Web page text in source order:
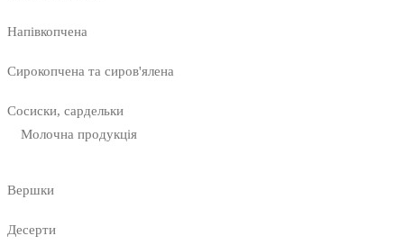
Напівкопчена
Сирокопчена та сиров'ялена
Сосиски, сардельки
Молочна продукція
Вершки
Десерти